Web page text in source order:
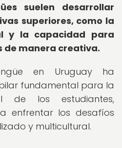
suelen desarrollar
superiores, como la
y la capacidad para
de manera creativa.
en Uruguay ha
fundamental para la
de los estudiantes,
enfrentar los desafíos
y multicultural.